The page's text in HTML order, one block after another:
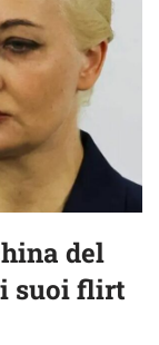
del
suoi flirt